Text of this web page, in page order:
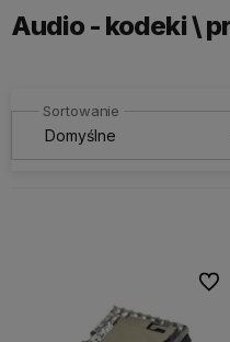
Audio - kodeki \
Do